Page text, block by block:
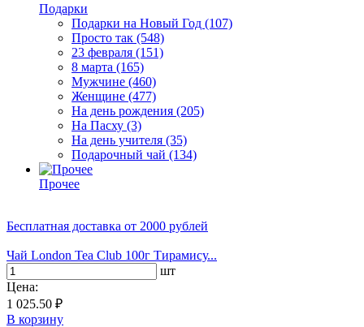
Подарки
Подарки на Новый Год (107)
Просто так (548)
23 февраля (151)
8 марта (165)
Мужчине (460)
Женщине (477)
На день рождения (205)
На Пасху (3)
На день учителя (35)
Подарочный чай (134)
Прочее
Бесплатная доставка от 2000 рублей
Чай London Tea Club 100г Тирамису...
шт
Цена:
1 025.50 ₽
В корзину